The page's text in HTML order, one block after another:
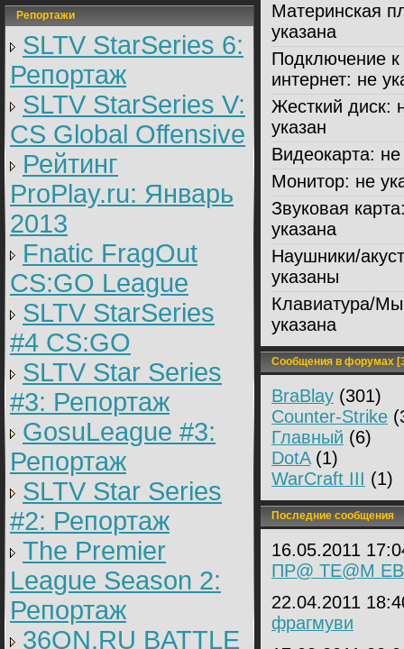
Репортажи
SLTV StarSeries 6:
Репортаж
SLTV StarSeries V:
CS Global Offensive
Рейтинг
ProPlay.ru: Январь
2013
Fnatic FragOut
CS:GO League
SLTV StarSeries
#4 CS:GO
SLTV Star Series
#3: Репортаж
GosuLeague #3:
Репортаж
SLTV Star Series
#2: Репортаж
The Premier
League Season 2:
Репортаж
36ON.RU BATTLE
Материнская
указана
Подключение к
интернет: не
Жесткий диск:
указан
Видеокарта: не
Монитор: не
Звуковая
указана
Наушники/
указаны
Клавиатура/
указана
Сообщения в форумах
BraBlay (301)
Counter-Strike
Главный (6)
DotA(1)
WarCraft III (1)
Последние сообщения
16.05.2011
ПР@ TE@M
22.04.2011
фрагмуви